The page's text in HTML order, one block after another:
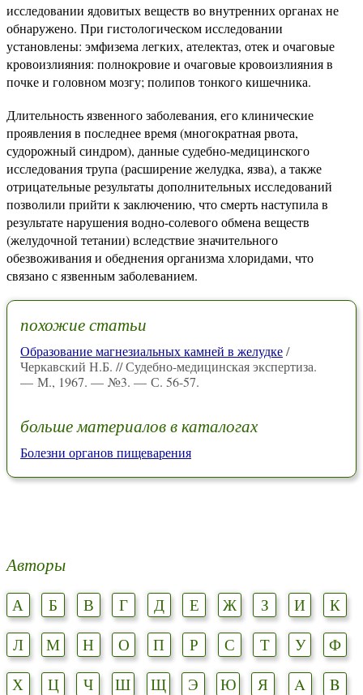
исследовании ядовитых веществ во внутренних органах не
обнаружено. При гистологическом исследовании
установлены: эмфизема легких, ателектаз, отек и очаговые
кровоизлияния: полнокровие и очаговые кровоизлияния в
почке и головном мозгу; полипов тонкого кишечника.
Длительность язвенного заболевания, его клинические
проявления в последнее время (многократная рвота,
судорожный синдром), данные судебно-медицинского
исследования трупа (расширение желудка, язва), а также
отрицательные результаты дополнительных исследований
позволили прийти к заключению, что смерть наступила в
результате нарушения водно-солевого обмена веществ
(желудочной тетании) вследствие значительного
обезвоживания и обеднения организма хлоридами, что
связано с язвенным заболеванием.
похожие статьи
Образование магнезиальных камней в желудке/
Черкавский Н.Б. // Судебно-медицинская экспертиза.
— М., 1967. — №3. — С. 56-57.
больше материалов в каталогах
Болезни органов пищеварения
Авторы
А Б В Г Д Е Ж З И
К
Л
М Н О П Р С Т У
Ф
Х
Ц Ч Ш Щ Э Ю Я A
B